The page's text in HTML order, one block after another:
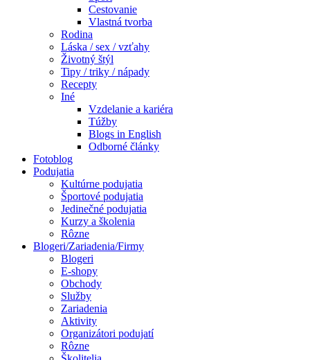
Cestovanie
Vlastná tvorba
Rodina
Láska / sex / vzťahy
Životný štýl
Tipy / triky / nápady
Recepty
Iné
Vzdelanie a kariéra
Túžby
Blogs in English
Odborné články
Fotoblog
Podujatia
Kultúrne podujatia
Športové podujatia
Jedinečné podujatia
Kurzy a školenia
Rôzne
Blogeri/Zariadenia/Firmy
Blogeri
E-shopy
Obchody
Služby
Zariadenia
Aktivity
Organizátori podujatí
Rôzne